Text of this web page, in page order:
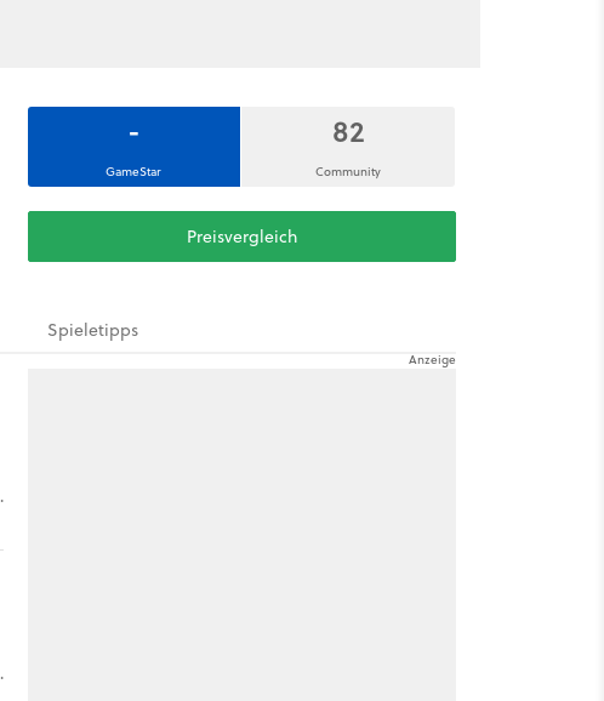
-
GameStar
82
Community
Preisvergleich
Spieletipps